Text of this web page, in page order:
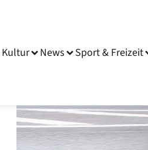
Kultur News Sport & Freizeit